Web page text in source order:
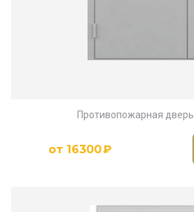
Противопожарная дверь
от 16300₽